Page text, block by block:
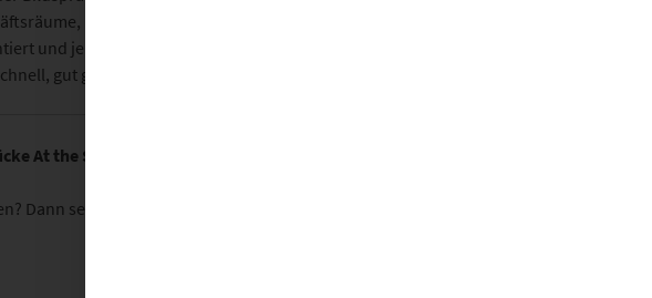
Praxis- und Ausstellungsflächen
und je nach Ausführung bereit zum Aufhängen
gut geschützt
At the Speed of Light Vol II entdecken – deine stilvolle Perspektive auf urbanen
Dann sende uns eine Nachricht über unser